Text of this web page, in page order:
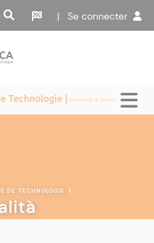
| Se connecter
Technologie |Università di Corsica
DE TECHNOLOGIE |